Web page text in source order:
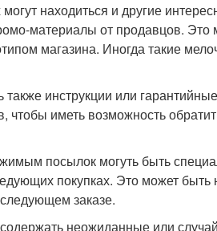
находиться и другие
материалы от продавцов.
магазина. Иногда такие
также инструкции или
чтобы иметь возможность
посылок могуть быть
покупках. Это может
заказе.
неожиданные или